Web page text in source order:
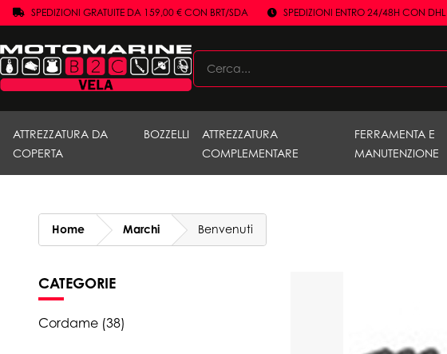
SPEDIZIONI GRATUITE DA 159,00 € CON BRT/SDA SPEDIZIONI ENTRO 24/48H CON DHL
ATTREZZATURA DA
COPERTA
BOZZELLI
ATTREZZATURA
COMPLEMENTARE
FERRAMENTA E
MANUTENZIONE
Home Marchi Benvenuti
CATEGORIE
Cordame (38)